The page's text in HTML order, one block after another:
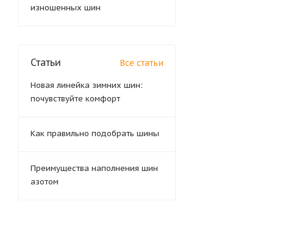
изношенных шин
Статьи Все статьи
Новая линейка зимних шин:
почувствуйте комфорт
Как правильно подобрать шины
Преимущества наполнения шин
азотом